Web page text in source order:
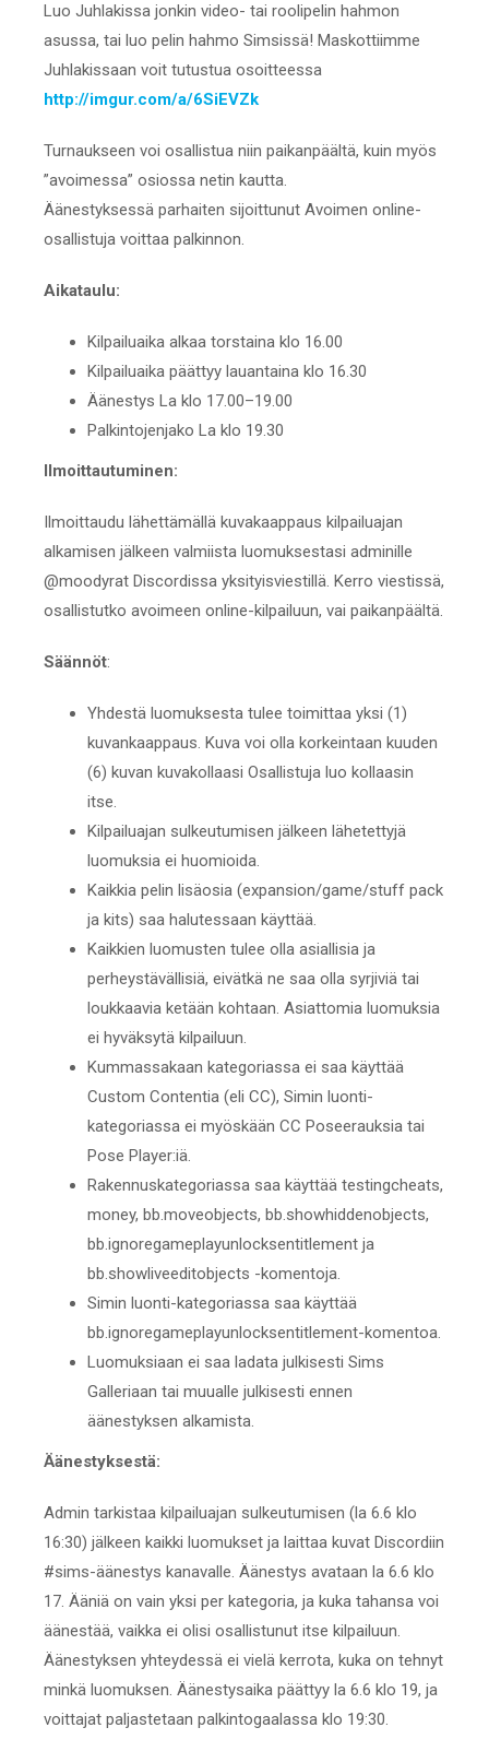
Luo Juhlakissa jonkin video- tai roolipelin hahmon
asussa, tai luo pelin hahmo Simsissä! Maskottiimme
Juhlakissaan voit tutustua osoitteessa
http://imgur.com/a/6SiEVZk
Turnaukseen voi osallistua niin paikanpäältä, kuin myös
”avoimessa” osiossa netin kautta.
Äänestyksessä parhaiten sijoittunut Avoimen online-
osallistuja voittaa palkinnon.
Aikataulu:
Kilpailuaika alkaa torstaina klo 16.00
Kilpailuaika päättyy lauantaina klo 16.30
Äänestys La klo 17.00–19.00
Palkintojenjako La klo 19.30
Ilmoittautuminen:
Ilmoittaudu lähettämällä kuvakaappaus kilpailuajan
alkamisen jälkeen valmiista luomuksestasi adminille
@moodyrat Discordissa yksityisviestillä. Kerro viestissä,
osallistutko avoimeen online-kilpailuun, vai paikanpäältä.
Säännöt:
Yhdestä luomuksesta tulee toimittaa yksi (1)
kuvankaappaus. Kuva voi olla korkeintaan kuuden
(6) kuvan kuvakollaasi Osallistuja luo kollaasin
itse.
Kilpailuajan sulkeutumisen jälkeen lähetettyjä
luomuksia ei huomioida.
Kaikkia pelin lisäosia (expansion/game/stuff pack
ja kits) saa halutessaan käyttää.
Kaikkien luomusten tulee olla asiallisia ja
perheystävällisiä, eivätkä ne saa olla syrjiviä tai
loukkaavia ketään kohtaan. Asiattomia luomuksia
ei hyväksytä kilpailuun.
Kummassakaan kategoriassa ei saa käyttää
Custom Contentia (eli CC), Simin luonti-
kategoriassa ei myöskään CC Poseerauksia tai
Pose Player:iä.
Rakennuskategoriassa saa käyttää testingcheats,
money, bb.moveobjects, bb.showhiddenobjects,
bb.ignoregameplayunlocksentitlement ja
bb.showliveeditobjects -komentoja.
Simin luonti-kategoriassa saa käyttää
bb.ignoregameplayunlocksentitlement-komentoa.
Luomuksiaan ei saa ladata julkisesti Sims
Galleriaan tai muualle julkisesti ennen
äänestyksen alkamista.
Äänestyksestä:
Admin tarkistaa kilpailuajan sulkeutumisen (la 6.6 klo
16:30) jälkeen kaikki luomukset ja laittaa kuvat Discordiin
#sims-äänestys kanavalle. Äänestys avataan la 6.6 klo
17. Ääniä on vain yksi per kategoria, ja kuka tahansa voi
äänestää, vaikka ei olisi osallistunut itse kilpailuun.
Äänestyksen yhteydessä ei vielä kerrota, kuka on tehnyt
minkä luomuksen. Äänestysaika päättyy la 6.6 klo 19, ja
voittajat paljastetaan palkintogaalassa klo 19:30.